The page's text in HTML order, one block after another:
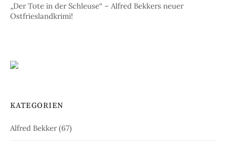
„Der Tote in der Schleuse“ – Alfred Bekkers neuer
Ostfrieslandkrimi!
KATEGORIEN
Alfred Bekker(67)